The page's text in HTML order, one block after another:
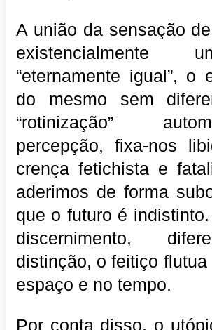
A união da sensação
existencialmente
“eternamente igual”, o
do mesmo sem
“rotinização”
percepção, fixa-nos
crença fetichista e
aderimos de forma
que o futuro é
discernimento,
distinção, o feitiço
espaço e no tempo.
Por conta disso, o